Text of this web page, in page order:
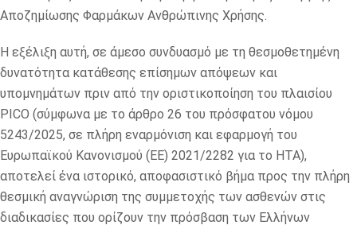
Αποζημίωσης Φαρμάκων Ανθρώπινης Χρήσης.
Η εξέλιξη αυτή, σε άμεσο συνδυασμό με τη θεσμοθετημένη
δυνατότητα κατάθεσης επίσημων απόψεων και
υπομνημάτων πριν από την οριστικοποίηση του πλαισίου
PICO (σύμφωνα με το άρθρο 26 του πρόσφατου νόμου
5243/2025, σε πλήρη εναρμόνιση και εφαρμογή του
Ευρωπαϊκού Κανονισμού (ΕΕ) 2021/2282 για το HTA),
αποτελεί ένα ιστορικό, αποφασιστικό βήμα προς την πλήρη
θεσμική αναγνώριση της συμμετοχής των ασθενών στις
διαδικασίες που ορίζουν την πρόσβαση των Ελλήνων